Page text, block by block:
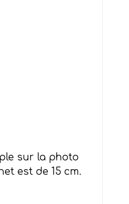
sur la photo
est de 15 cm.